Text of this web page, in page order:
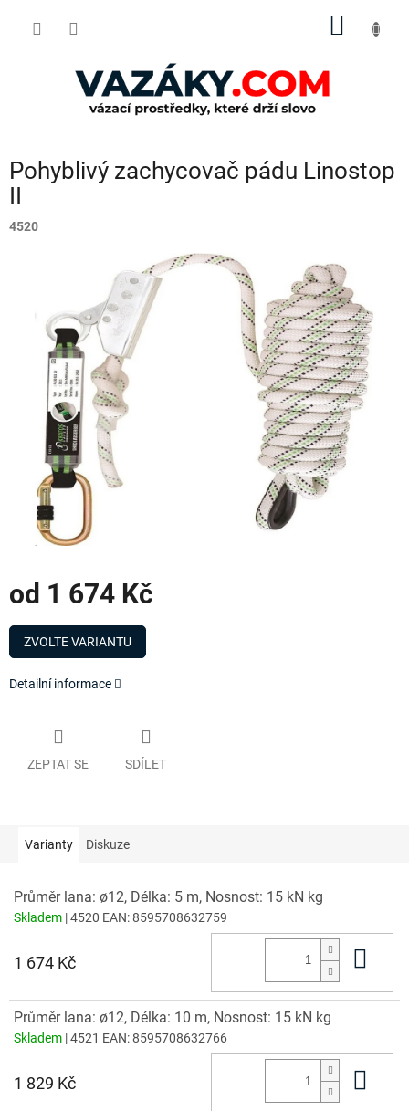
Pohyblivý zachycovač pádu Linostop
II
4520
od 1 674 Kč
Měrná
cena:
ZVOLTE VARIANTU
Detailní informace
ZEPTAT SE SDÍLET
Varianty Diskuze
Průměr lana: ø12, Délka: 5 m, Nosnost: 15 kN kg
Skladem | 4520 EAN:8595708632759
1 674 Kč
Průměr lana: ø12, Délka: 10 m, Nosnost: 15 kN kg
Skladem | 4521 EAN:8595708632766
1 829 Kč